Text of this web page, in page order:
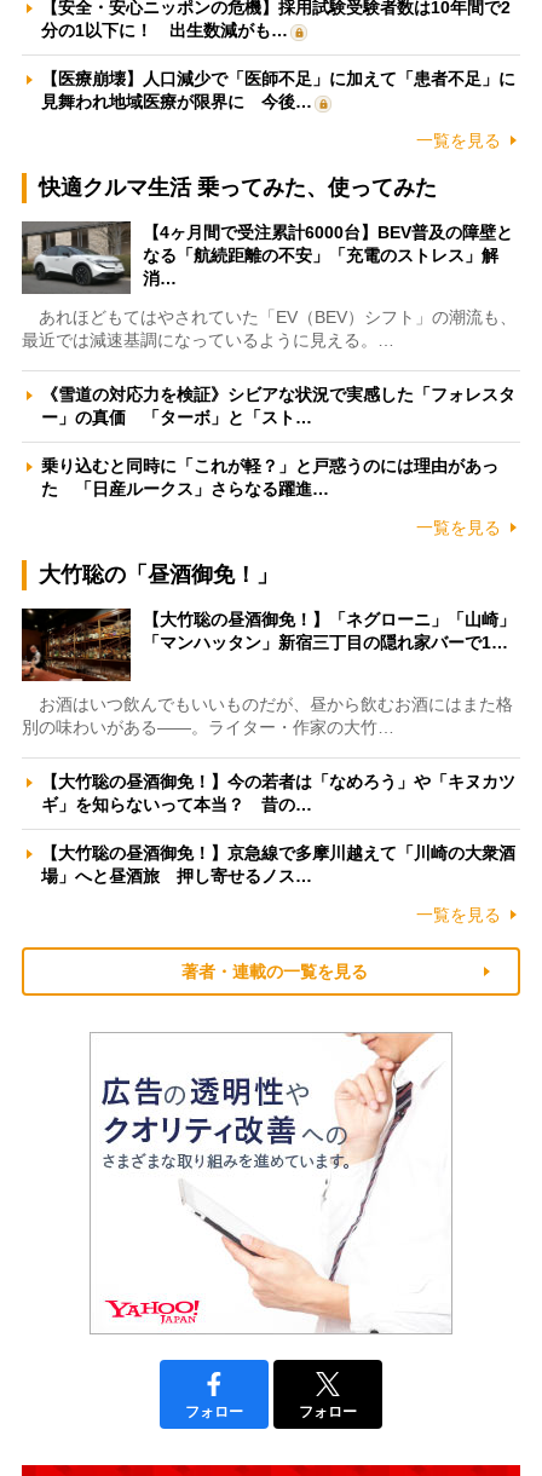
【安全・安心ニッポンの危機】採用試験受験者数は10年間で2
分の1以下に！ 出生数減がも…
【医療崩壊】人口減少で「医師不足」に加えて「患者不足」に
見舞われ地域医療が限界に 今後…
一覧を見る
快適クルマ生活 乗ってみた、使ってみた
【4ヶ月間で受注累計6000台】BEV普及の障壁と
なる「航続距離の不安」「充電のストレス」解
消…
あれほどもてはやされていた「EV（BEV）シフト」の潮流も、
最近では減速基調になっているように見える。…
《雪道の対応力を検証》シビアな状況で実感した「フォレスタ
ー」の真価 「ターボ」と「スト…
乗り込むと同時に「これが軽？」と戸惑うのには理由があっ
た 「日産ルークス」さらなる躍進…
一覧を見る
大竹聡の「昼酒御免！」
【大竹聡の昼酒御免！】「ネグローニ」「山崎」
「マンハッタン」新宿三丁目の隠れ家バーで1…
お酒はいつ飲んでもいいものだが、昼から飲むお酒にはまた格
別の味わいがある――。ライター・作家の大竹…
【大竹聡の昼酒御免！】今の若者は「なめろう」や「キヌカツ
ギ」を知らないって本当？ 昔の…
【大竹聡の昼酒御免！】京急線で多摩川越えて「川崎の大衆酒
場」へと昼酒旅 押し寄せるノス…
一覧を見る
著者・連載の一覧を見る
フォロー フォロー